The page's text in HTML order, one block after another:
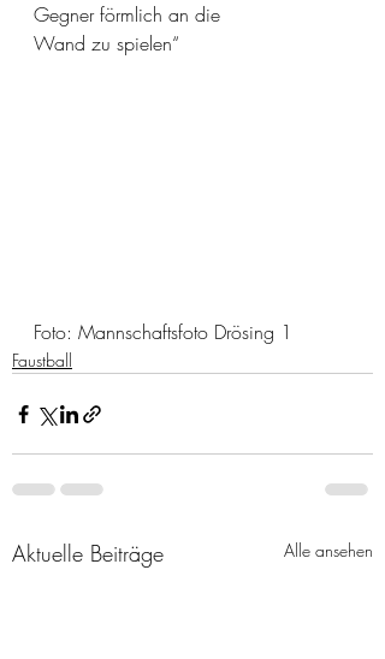
Gegner förmlich an die
Wand zu spielen“
Foto: Mannschaftsfoto Drösing 1
Faustball
Aktuelle Beiträge Alle ansehen